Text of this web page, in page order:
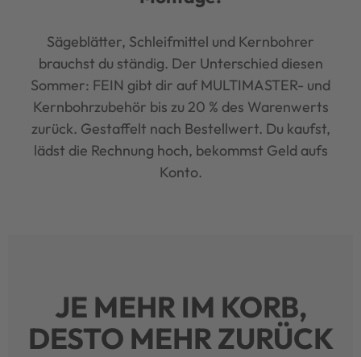
Sägeblätter, Schleifmittel und Kernbohrer
brauchst du ständig. Der Unterschied diesen
Sommer: FEIN gibt dir auf MULTIMASTER- und
Kernbohrzubehör bis zu 20 % des Warenwerts
zurück. Gestaffelt nach Bestellwert. Du kaufst,
lädst die Rechnung hoch, bekommst Geld aufs
Konto.
JE MEHR IM KORB,
DESTO MEHR ZURÜCK